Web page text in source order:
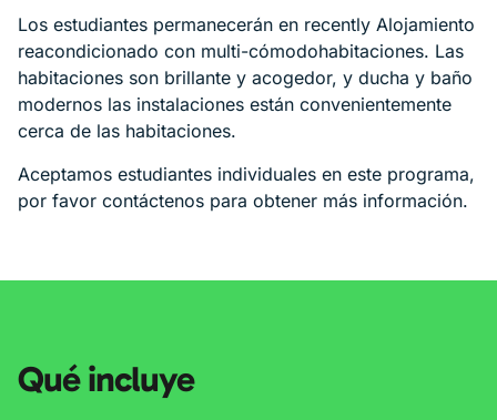
Los estudiantes permanecerán en recently Alojamiento
reacondicionado con multi-cómodohabitaciones. Las
habitaciones son brillante y acogedor, y ducha y baño
modernos las instalaciones están convenientemente
cerca de las habitaciones.
Aceptamos estudiantes individuales en este programa,
por favor contáctenos para obtener más información.
Qué incluye